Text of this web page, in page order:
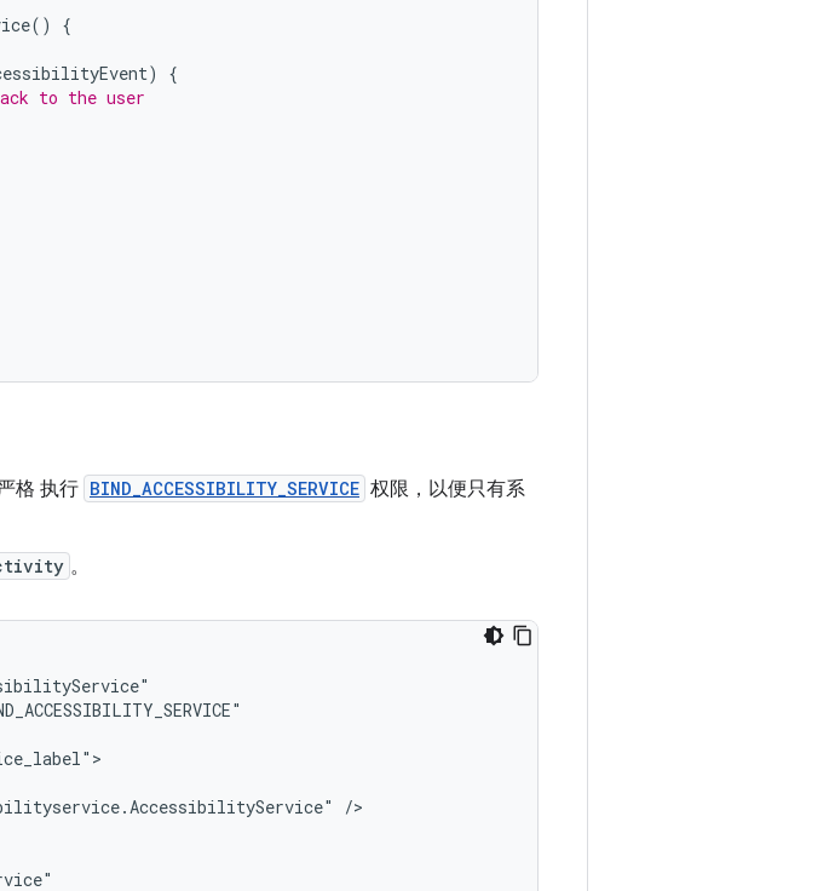
() {
)
{
to the user
格 执行 BIND_ACCESSIBILITY_SERVICE 权限，以便只有系
。